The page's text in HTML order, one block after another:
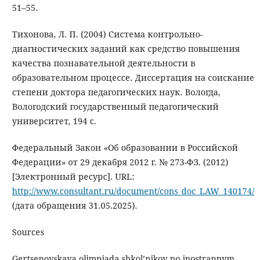
51–55.
Тихонова, Л. П. (2004) Система контрольно-
диагностических заданий как средство повышения
качества познавательной деятельности в
образовательном процессе. Диссертация на соискание
степени доктора педагогических наук. Вологда,
Вологодский государственный педагогический
университет, 194 c.
Федеральный Закон «Об образовании в Российской
Федерации» от 29 декабря 2012 г. № 273-ФЗ. (2012)
[Электронный ресурс]. URL:
http://www.consultant.ru/document/cons_doc_LAW_140174/
(дата обращения 31.05.2025).
Sources